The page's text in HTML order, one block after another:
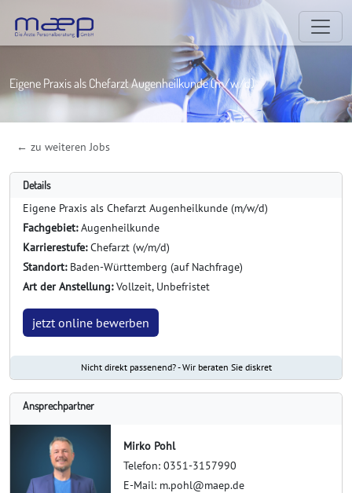
Eigene Praxis als Chefarzt Augenheilkunde (m/w/d)
← zu weiteren Jobs
Details
Eigene Praxis als Chefarzt Augenheilkunde (m/w/d)
Fachgebiet:Augenheilkunde
Karrierestufe:Chefarzt (w/m/d)
Standort:Baden-Württemberg (auf Nachfrage)
Art der Anstellung:Vollzeit, Unbefristet
jetzt online bewerben
Nicht direkt passenend? - Wir beraten Sie diskret
Ansprechpartner
Mirko Pohl
Telefon: 0351-3157990
E-Mail: m.pohl@maep.de